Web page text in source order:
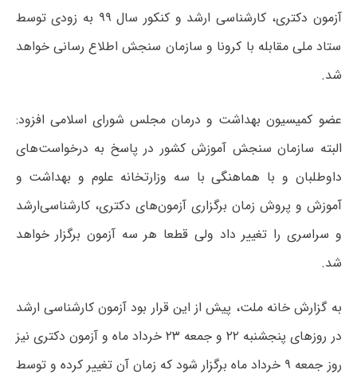
آزمون دکتری، کارشناسی ارشد و کنکور سال ۹۹ به زودی توسط
ستاد ملی مقابله با کرونا و سازمان سنجش اطلاع رسانی خواهد
شد.
عضو کمیسیون بهداشت و درمان مجلس شورای اسلامی افزود:
البته سازمان سنجش آموزش کشور در پاسخ به درخواست‌های
داوطلبان و با هماهنگی با سه وزارتخانه علوم و بهداشت و
آموزش و پروش زمان برگزاری آزمون‌های دکتری، کارشناسی‌ارشد
و سراسری را تغییر داد ولی قطعا هر سه آزمون برگزار خواهد
شد.
به گزارش خانه ملت، پیش از این قرار بود آزمون کارشناسی ارشد
در روزهای پنجشنبه ۲۲ و جمعه ۲۳ خرداد ماه و آزمون دکتری نیز
روز جمعه ۹ خرداد ماه برگزار شود که زمان آن تغییر کرده و توسط